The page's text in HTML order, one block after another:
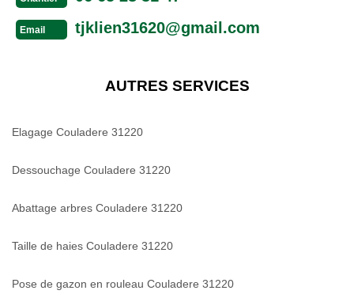
Email tjklien31620@gmail.com
AUTRES SERVICES
Elagage Couladere 31220
Dessouchage Couladere 31220
Abattage arbres Couladere 31220
Taille de haies Couladere 31220
Pose de gazon en rouleau Couladere 31220